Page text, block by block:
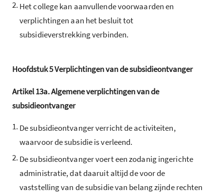
2. Het college kan aanvullende voorwaarden en
verplichtingen aan het besluit tot
subsidieverstrekking verbinden.
Hoofdstuk5Verplichtingen van de subsidieontvanger
Artikel13a.Algemene verplichtingen van de
subsidieontvanger
1. De subsidieontvanger verricht de activiteiten,
waarvoor de subsidie is verleend.
2. De subsidieontvanger voert een zodanig ingerichte
administratie, dat daaruit altijd de voor de
vaststelling van de subsidie van belang zijnde rechten